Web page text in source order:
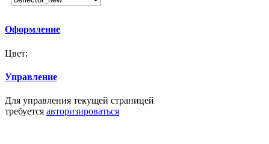
Оформление
Цвет:
Управление
Для управления текущей страницей
требуется авторизироваться